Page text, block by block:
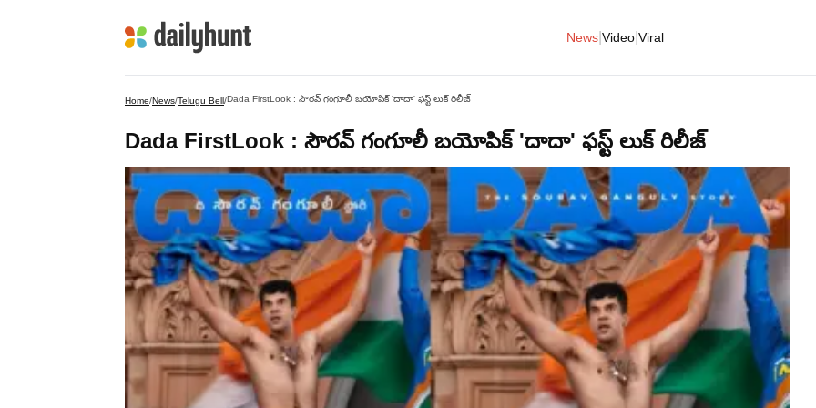
News Video Viral
Home/News/Telugu Bell/Dada FirstLook : సౌరవ్ గంగూలీ బయోపిక్ 'దాదా' ఫస్ట్ లుక్ రిలీజ్
Dada FirstLook : సౌరవ్ గంగూలీ బయోపిక్ 'దాదా' ఫస్ట్ లుక్ రిలీజ్